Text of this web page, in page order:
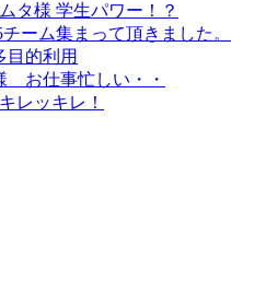
タ様 学生パワー！？
ーム集まって頂きました。
的利用
お仕事忙しい・・
レッキレ！